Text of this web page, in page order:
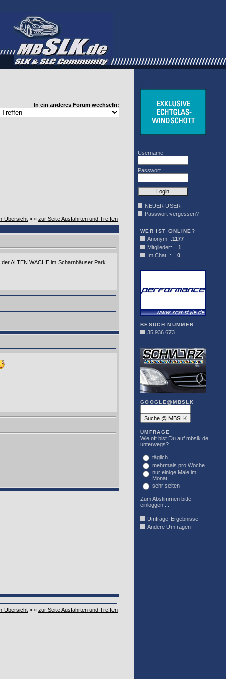
In ein anderes Forum wechseln:
Übersicht » » zur Seite Ausfahrten und Treffen
ALTEN WACHE im Scharnhäuser Park.
Übersicht » » zur Seite Ausfahrten und Treffen
Username
Passwort
NEUER USER
Passwort vergessen?
WER IST ONLINE?
Anonym :1177
Mitglieder: 1
Im Chat : 0
BESUCH NUMMER
35.936.673
GOOGLE@MBSLK
UMFRAGE
Wie oft bist Du auf mbslk.de
unterwegs?
täglich
mehrmals pro Woche
nur einige Male im
Monat
sehr selten
Zum Abstimmen bitte
einloggen ...
Umfrage-Ergebnisse
Andere Umfragen